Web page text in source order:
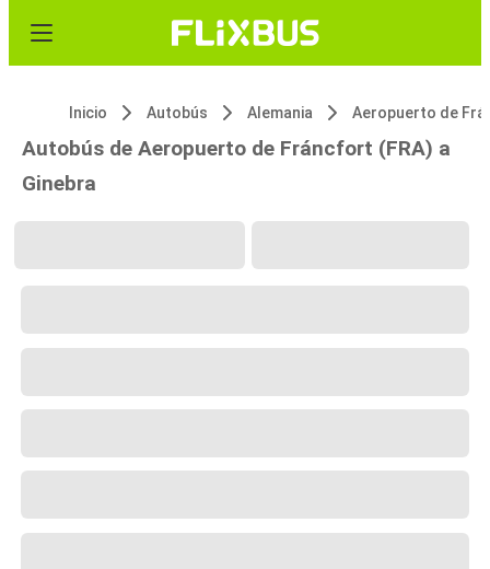
Inicio Autobús Alemania
Autobús de Aeropuerto de Fráncfort (FRA) a
Ginebra